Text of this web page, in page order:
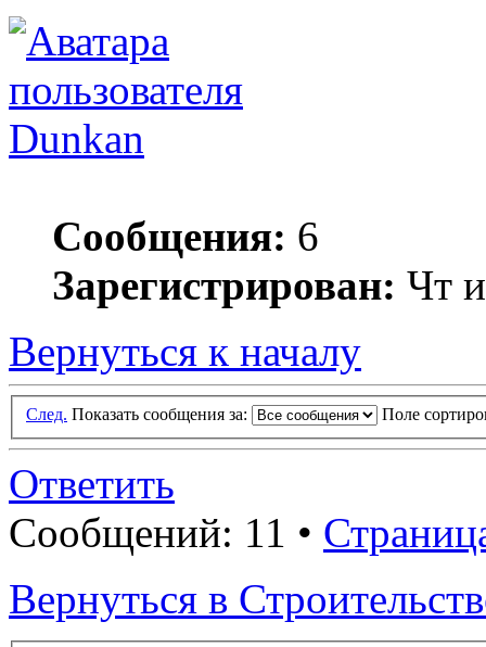
Dunkan
Сообщения: 6
Зарегистрирован: Чт
Вернуться к началу
След. Показать сообщения за: Поле
Ответить
Сообщений: 11 •
Вернуться в